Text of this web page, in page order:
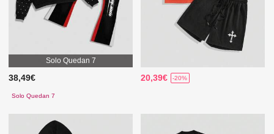
Solo Quedan 7
38,49€
Solo Quedan 7
20,39€ -20%